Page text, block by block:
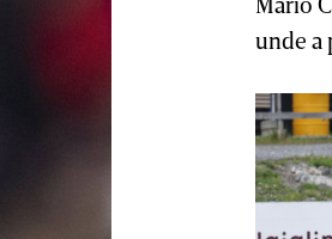
unde a